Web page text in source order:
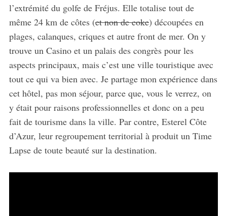
l’extrémité du golfe de Fréjus. Elle totalise tout de
même 24 km de côtes (et non de coke) découpées en
plages, calanques, criques et autre front de mer. On y
trouve un Casino et un palais des congrès pour les
aspects principaux, mais c’est une ville touristique avec
tout ce qui va bien avec. Je partage mon expérience dans
cet hôtel, pas mon séjour, parce que, vous le verrez, on
y était pour raisons professionnelles et donc on a peu
fait de tourisme dans la ville. Par contre, Esterel Côte
d’Azur, leur regroupement territorial à produit un Time
Lapse de toute beauté sur la destination.